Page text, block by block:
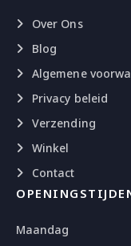
Over Ons
Blog
Algemene
Privacy beleid
Verzending
Winkel
Contact
Maandag